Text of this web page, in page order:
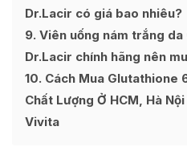
Dr.Lacir có giá bao nhiêu?
9 Viên uống nám trắng
Dr.Lacir chính hãng nên
10 Cách Mua Glutathione
Chất Lượng Ở HCM, Hà
Vivita